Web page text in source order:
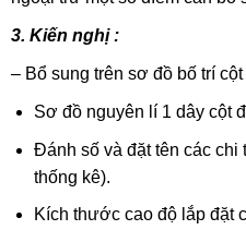
3. Kiến nghị :
– Bổ sung trên sơ đồ bố trí
Sơ đồ nguyên lí 1 dây cột
Đánh số và đặt tên các
thống kê).
Kích thước cao độ lắp đặt